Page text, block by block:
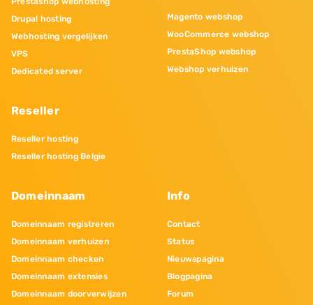
Drupal hosting
Webhosting vergelijken
VPS
Dedicated server
Reseller
Reseller hosting
Reseller hosting Belgie
Magento webshop
WooCommerce webshop
PrestaShop webshop
Webshop verhuizen
Domeinnaam
Domeinnaam registreren
Domeinnaam verhuizen
Domeinnaam checken
Domeinnaam extensies
Domeinnaam doorverwijzen
Info
Contact
Status
Nieuwspagina
Blogpagina
Forum